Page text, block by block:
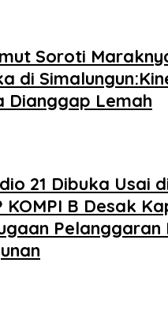
Soroti
di
Dianggap Lemah
21 Dibuka Usai
KOMPI B Desak
Pelanggaran